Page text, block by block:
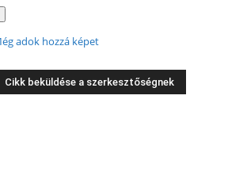
adok hozzá képet